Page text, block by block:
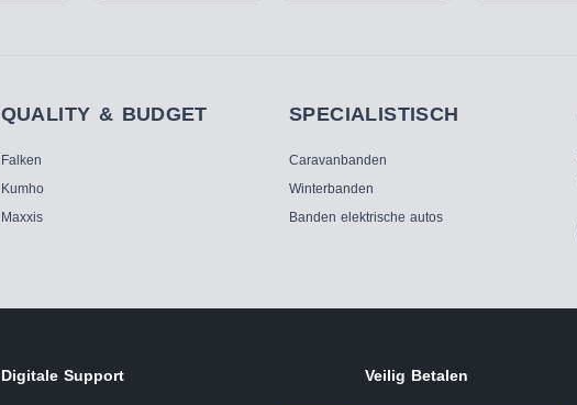
QUALITY & BUDGET
Falken
Kumho
Maxxis
SPECIALISTISCH
Caravanbanden
Winterbanden
Banden elektrische autos
Digitale Support Veilig Betalen